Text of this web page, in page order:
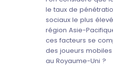
le taux de
sociaux le plus élevé
région Asie-
ces facteurs se
des joueurs mobiles
au Royaume-Uni ?